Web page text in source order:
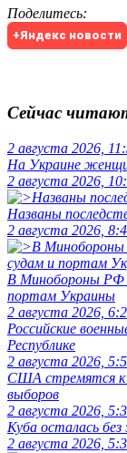
Поделитесь:
+Яндекс новости
Сейчас
2 августа 2026,
На Украине
2 августа 2026,
Названы
2 августа 2026,
В Минобороны РФ
портам Украины
2 августа 2026,
Российские
Республике
2 августа 2026,
США стремятся к
выборов
2 августа 2026,
Куба осталась
2 августа 2026,